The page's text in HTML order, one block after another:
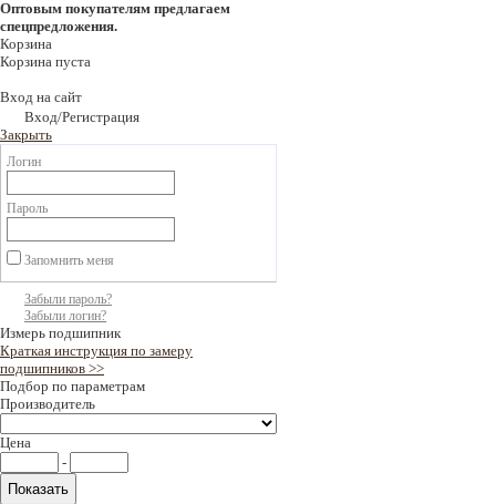
Оптовым покупателям предлагаем
спецпредложения.
Корзина
Корзина пуста
Вход на сайт
Вход/Регистрация
Закрыть
Логин
Пароль
Запомнить меня
Забыли пароль?
Забыли логин?
Измерь подшипник
Краткая инструкция по замеру
подшипников >>
Подбор по параметрам
Производитель
Цена
-